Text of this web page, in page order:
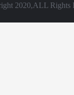
2020,ALL Rights